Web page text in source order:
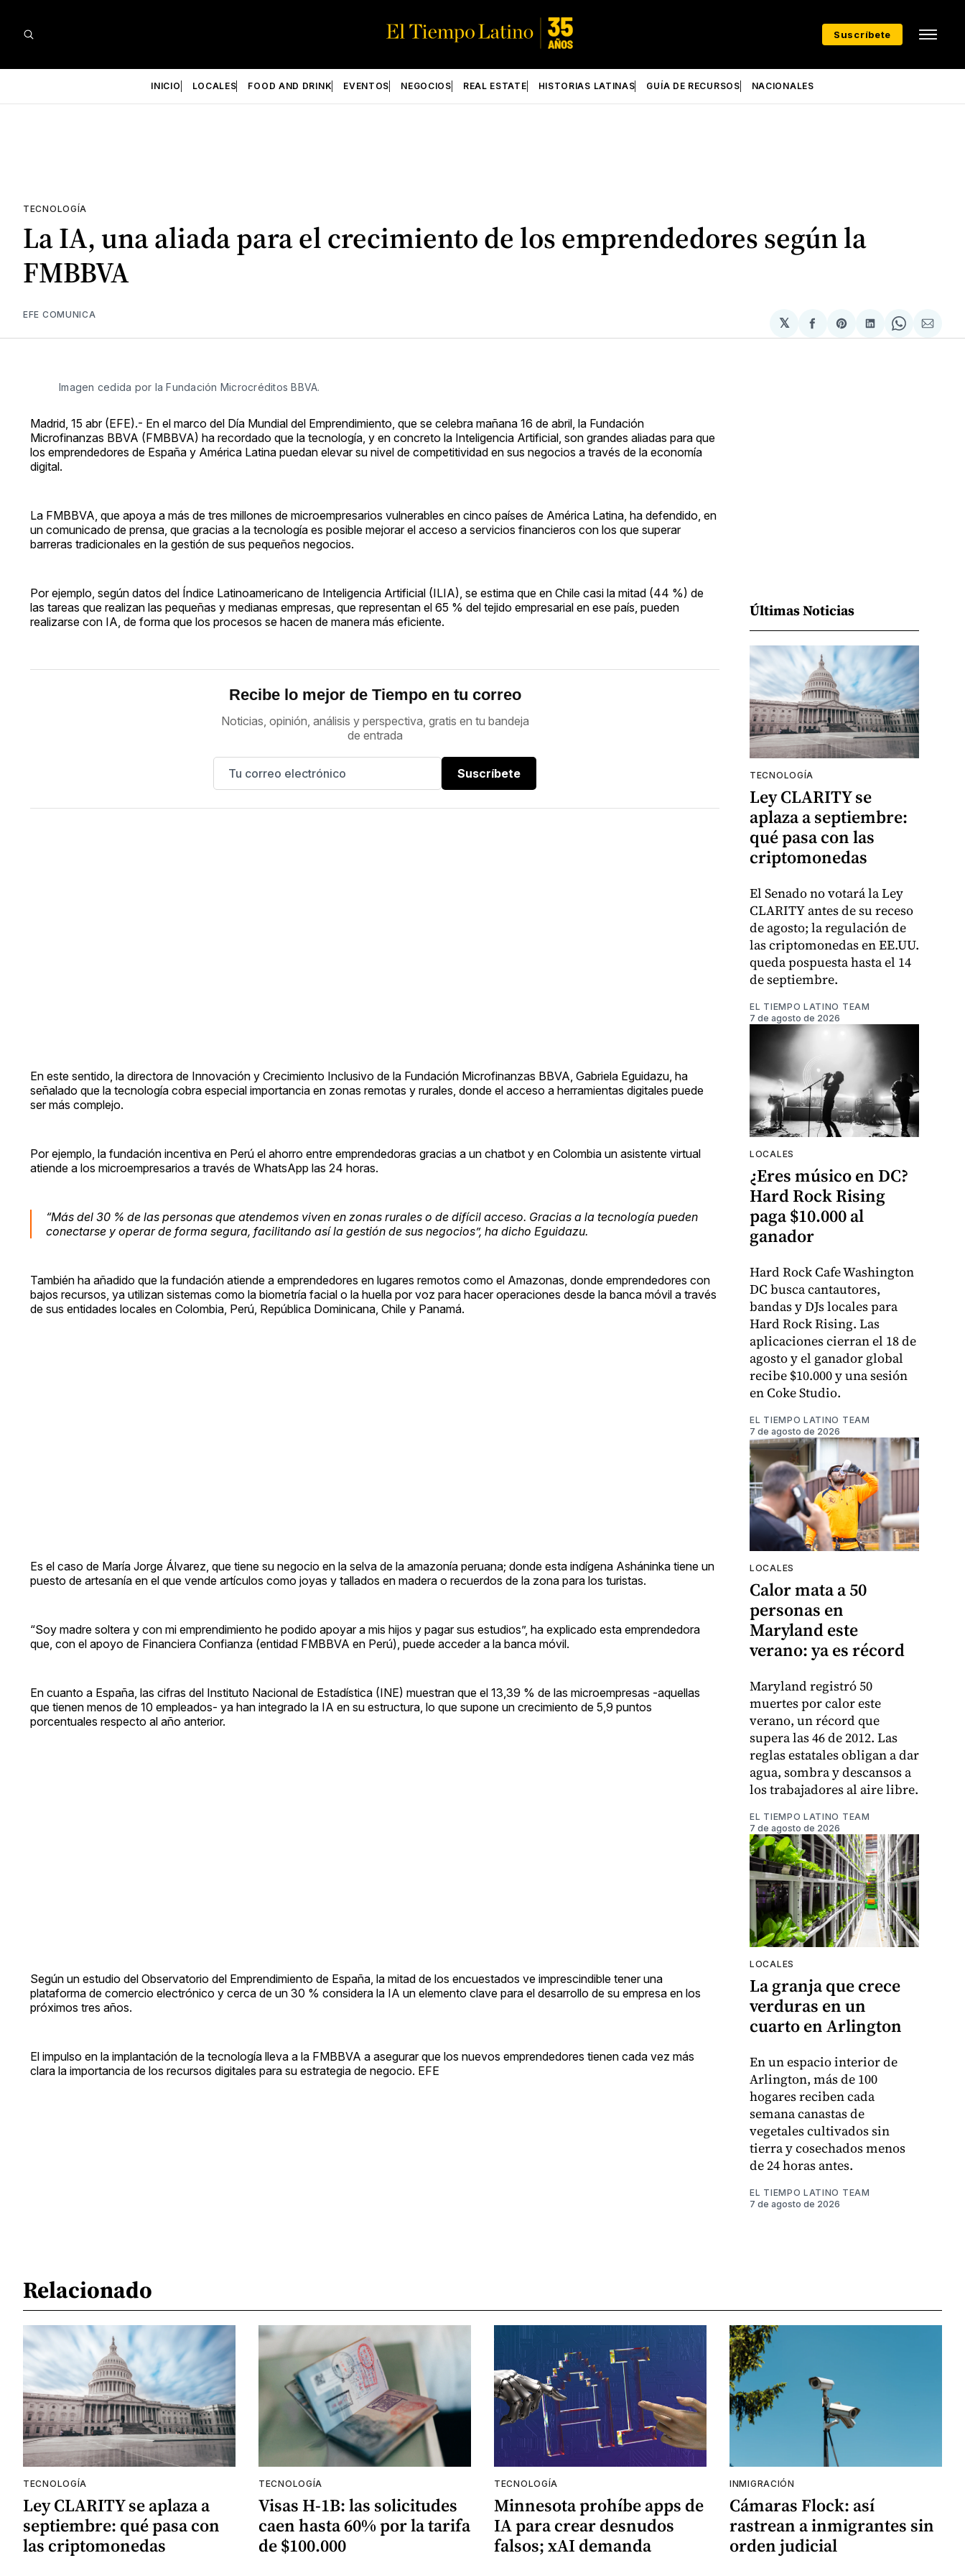
Suscríbete
INICIO LOCALES FOOD AND DRINK EVENTOS NEGOCIOS REAL ESTATE HISTORIAS LATINAS GUÍA DE RECURSOS NACIONALES
TECNOLOGÍA
La IA, una aliada para el crecimiento de los emprendedores según la
FMBBVA
EFE COMUNICA
𝕏
Compartir
en
Share
on
Compartir
en
Share
on
via
Imagen cedida por la Fundación Microcréditos BBVA.
Madrid, 15 abr (EFE).- En el marco del Día Mundial del Emprendimiento, que se celebra mañana 16 de abril, la Fundación
Microfinanzas BBVA (FMBBVA) ha recordado que la tecnología, y en concreto la Inteligencia Artificial, son grandes aliadas para que
los emprendedores de España y América Latina puedan elevar su nivel de competitividad en sus negocios a través de la economía
digital.
La FMBBVA, que apoya a más de tres millones de microempresarios vulnerables en cinco países de América Latina, ha defendido, en
un comunicado de prensa, que gracias a la tecnología es posible mejorar el acceso a servicios financieros con los que superar
barreras tradicionales en la gestión de sus pequeños negocios.
Por ejemplo, según datos del Índice Latinoamericano de Inteligencia Artificial (ILIA), se estima que en Chile casi la mitad (44 %) de
las tareas que realizan las pequeñas y medianas empresas, que representan el 65 % del tejido empresarial en ese país, pueden
realizarse con IA, de forma que los procesos se hacen de manera más eficiente.
Recibe lo mejor de Tiempo en tu correo
Noticias, opinión, análisis y perspectiva, gratis en tu bandeja
de entrada
Suscríbete
En este sentido, la directora de Innovación y Crecimiento Inclusivo de la Fundación Microfinanzas BBVA, Gabriela Eguidazu, ha
señalado que la tecnología cobra especial importancia en zonas remotas y rurales, donde el acceso a herramientas digitales puede
ser más complejo.
Por ejemplo, la fundación incentiva en Perú el ahorro entre emprendedoras gracias a un chatbot y en Colombia un asistente virtual
atiende a los microempresarios a través de WhatsApp las 24 horas.
“Más del 30 % de las personas que atendemos viven en zonas rurales o de difícil acceso. Gracias a la tecnología pueden
conectarse y operar de forma segura, facilitando así la gestión de sus negocios”, ha dicho Eguidazu.
También ha añadido que la fundación atiende a emprendedores en lugares remotos como el Amazonas, donde emprendedores con
bajos recursos, ya utilizan sistemas como la biometría facial o la huella por voz para hacer operaciones desde la banca móvil a través
de sus entidades locales en Colombia, Perú, República Dominicana, Chile y Panamá.
Es el caso de María Jorge Álvarez, que tiene su negocio en la selva de la amazonía peruana; donde esta indígena Asháninka tiene un
puesto de artesanía en el que vende artículos como joyas y tallados en madera o recuerdos de la zona para los turistas.
“Soy madre soltera y con mi emprendimiento he podido apoyar a mis hijos y pagar sus estudios”, ha explicado esta emprendedora
que, con el apoyo de Financiera Confianza (entidad FMBBVA en Perú), puede acceder a la banca móvil.
En cuanto a España, las cifras del Instituto Nacional de Estadística (INE) muestran que el 13,39 % de las microempresas -aquellas
que tienen menos de 10 empleados- ya han integrado la IA en su estructura, lo que supone un crecimiento de 5,9 puntos
porcentuales respecto al año anterior.
Según un estudio del Observatorio del Emprendimiento de España, la mitad de los encuestados ve imprescindible tener una
plataforma de comercio electrónico y cerca de un 30 % considera la IA un elemento clave para el desarrollo de su empresa en los
próximos tres años.
El impulso en la implantación de la tecnología lleva a la FMBBVA a asegurar que los nuevos emprendedores tienen cada vez más
clara la importancia de los recursos digitales para su estrategia de negocio. EFE
Últimas Noticias
TECNOLOGÍA
Ley CLARITY se
aplaza a septiembre:
qué pasa con las
criptomonedas
El Senado no votará la Ley
CLARITY antes de su receso
de agosto; la regulación de
las criptomonedas en EE.UU.
queda pospuesta hasta el 14
de septiembre.
EL TIEMPO LATINO TEAM
7 de agosto de 2026
LOCALES
¿Eres músico en DC?
Hard Rock Rising
paga $10.000 al
ganador
Hard Rock Cafe Washington
DC busca cantautores,
bandas y DJs locales para
Hard Rock Rising. Las
aplicaciones cierran el 18 de
agosto y el ganador global
recibe $10.000 y una sesión
en Coke Studio.
EL TIEMPO LATINO TEAM
7 de agosto de 2026
LOCALES
Calor mata a 50
personas en
Maryland este
verano: ya es récord
Maryland registró 50
muertes por calor este
verano, un récord que
supera las 46 de 2012. Las
reglas estatales obligan a dar
agua, sombra y descansos a
los trabajadores al aire libre.
EL TIEMPO LATINO TEAM
7 de agosto de 2026
LOCALES
La granja que crece
verduras en un
cuarto en Arlington
En un espacio interior de
Arlington, más de 100
hogares reciben cada
semana canastas de
vegetales cultivados sin
tierra y cosechados menos
de 24 horas antes.
EL TIEMPO LATINO TEAM
7 de agosto de 2026
Relacionado
TECNOLOGÍA
Ley CLARITY se aplaza a
septiembre: qué pasa con
las criptomonedas
TECNOLOGÍA
Visas H-1B: las solicitudes
caen hasta 60% por la tarifa
de $100.000
TECNOLOGÍA
Minnesota prohíbe apps de
IA para crear desnudos
falsos; xAI demanda
INMIGRACIÓN
Cámaras Flock: así
rastrean a inmigrantes sin
orden judicial